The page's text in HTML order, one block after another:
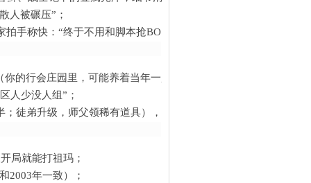
人被碾压”；
手称快：“终于不用和脚本抢BOSS了！”）。
的行会庄园里，可能养着当年一起砍鹿的小鹿）；
人少没人组”；
徒弟升级，师父领稀有道具），老玩家感慨：“当年我师父教我
局就能打祖玛；
2003年一致）；